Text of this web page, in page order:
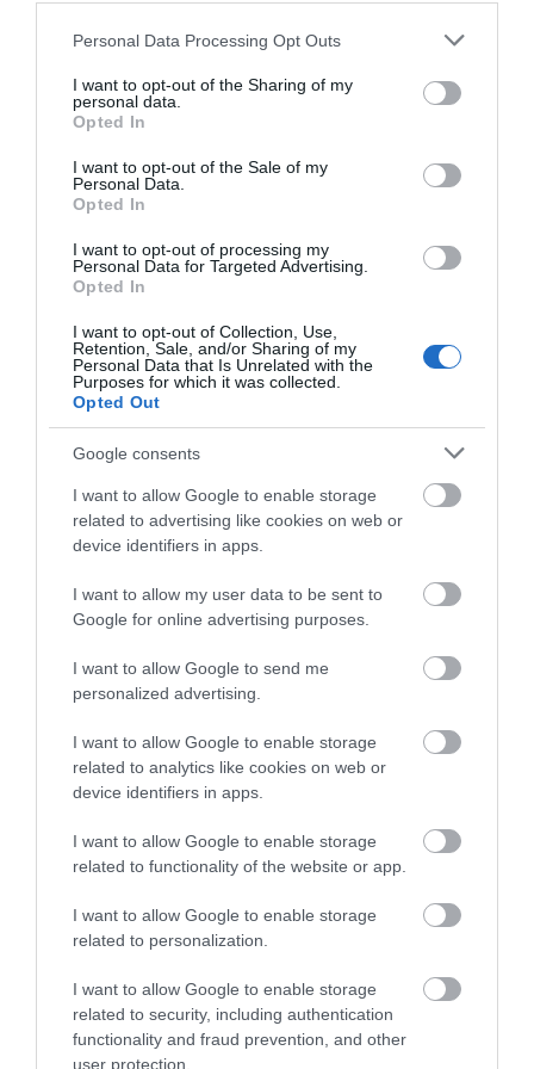
Please note that this website/app uses one or more Google
not limited to your visit or usage behaviour. You may click to
grant or deny consent to Google and its third-party tags to
use your data for below specified purposes in below Google
consent section.
Personal Data Processing Opt Outs
I want to opt-out of the Sharing of my
personal data.
Opted In
I want to opt-out of the Sale of my
Personal Data.
Opted In
I want to opt-out of processing my
Personal Data for Targeted Advertising.
Opted In
I want to opt-out of Collection, Use,
Retention, Sale, and/or Sharing of my
Personal Data that Is Unrelated with the
Purposes for which it was collected.
Opted Out
Google consents
I want to allow Google to enable storage
related to advertising like cookies on web or
device identifiers in apps.
I want to allow my user data to be sent to
Google for online advertising purposes.
I want to allow Google to send me
personalized advertising.
I want to allow Google to enable storage
related to analytics like cookies on web or
device identifiers in apps.
I want to allow Google to enable storage
related to functionality of the website or app.
I want to allow Google to enable storage
related to personalization.
I want to allow Google to enable storage
related to security, including authentication
functionality and fraud prevention, and other
user protection.
ΕΙΔΗΣΕΙΣ
Μεγάλο πανηγύρι στην Εύβοια:
Πλημμύρισε με κόσμο η Φαράκλα
(pics&vid)
08.08.2026 | 00:59
Ο καιρός αλλάζει πρόσωπο:
θυελλώδη μελτέμια
07.08.2026 | 22:20
Εύβοια: Ηχηρό μήνυμα πέντε
χρόνια μετά τη μεγάλη
καταστροφή του 2021
07.08.2026 | 22:00
Νέο τροχαίο με υλικές ζημιές
Εύβοια: Γυναίκα έπεσε θύμα
διαδικτυακής απάτης – Πλήρωσε
07.08.2026 | 21:20
Τραγωδία στην Εύβοια: Άνδρας
του από τη θάλασσα
07.08.2026 | 20:57
Ανακοινώθηκαν νέες προσλήψεις
σε δήμο της Εύβοιας: Δείτε εδώ
07.08.2026 | 20:40
Ποιοι και γιατί θα πάρουν
ΠΕΡΙΣΣΟΤΕΡΑ ΑΠΟ ΟΙΚΟΝΟΜΙΑ